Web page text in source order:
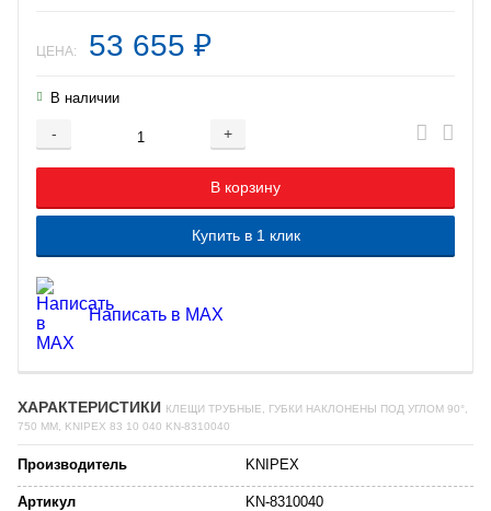
ЦЕНА: 53 655 ₽
В наличии
- +
Добавляется...
В корзину
Добавлен
Купить в 1 клик
Написать в MAX
ХАРАКТЕРИСТИКИ КЛЕЩИ ТРУБНЫЕ, ГУБКИ НАКЛОНЕНЫ ПОД УГЛОМ 90°,
750 ММ, KNIPEX 83 10 040 KN-8310040
Производитель KNIPEX
Артикул KN-8310040